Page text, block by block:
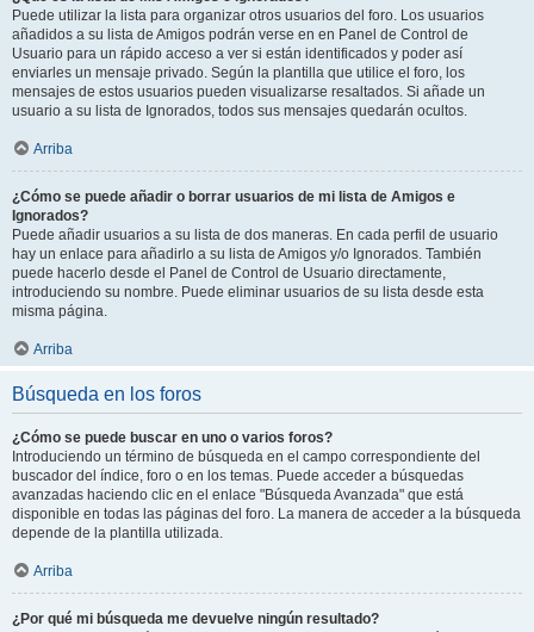
Puede utilizar la lista para organizar otros usuarios del foro. Los usuarios
añadidos a su lista de Amigos podrán verse en en Panel de Control de
Usuario para un rápido acceso a ver si están identificados y poder así
enviarles un mensaje privado. Según la plantilla que utilice el foro, los
mensajes de estos usuarios pueden visualizarse resaltados. Si añade un
usuario a su lista de Ignorados, todos sus mensajes quedarán ocultos.
Arriba
¿Cómo se puede añadir o borrar usuarios de mi lista de Amigos e
Ignorados?
Puede añadir usuarios a su lista de dos maneras. En cada perfil de usuario
hay un enlace para añadirlo a su lista de Amigos y/o Ignorados. También
puede hacerlo desde el Panel de Control de Usuario directamente,
introduciendo su nombre. Puede eliminar usuarios de su lista desde esta
misma página.
Arriba
Búsqueda en los foros
¿Cómo se puede buscar en uno o varios foros?
Introduciendo un término de búsqueda en el campo correspondiente del
buscador del índice, foro o en los temas. Puede acceder a búsquedas
avanzadas haciendo clic en el enlace "Búsqueda Avanzada" que está
disponible en todas las páginas del foro. La manera de acceder a la búsqueda
depende de la plantilla utilizada.
Arriba
¿Por qué mi búsqueda me devuelve ningún resultado?